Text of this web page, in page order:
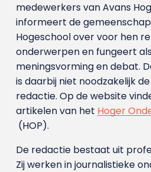
medewerkers van Avans
informeert de
Hogeschool over voor hen
onderwerpen en fungeert
meningsvorming en debat.
is daarbij niet noodzakelijk
redactie. Op de website
artikelen van het Hoger
(HOP).
De redactie bestaat uit
Zij werken in journalistieke